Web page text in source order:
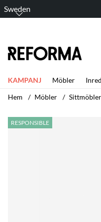
Sweden
KAMPANJ Möbler
Hem
Möbler Sittmöbler
RESPONSIBLE
Produktbilder Pall 'Molopo' -